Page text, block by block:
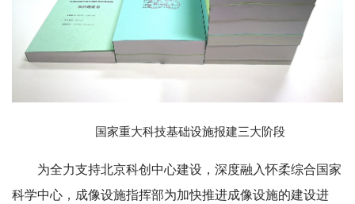
国家重大科技基础设施报建三大阶段
为全力支持北京科创中心建设，深度融入怀柔综合国家
科学中心，成像设施指挥部为加快推进成像设施的建设进